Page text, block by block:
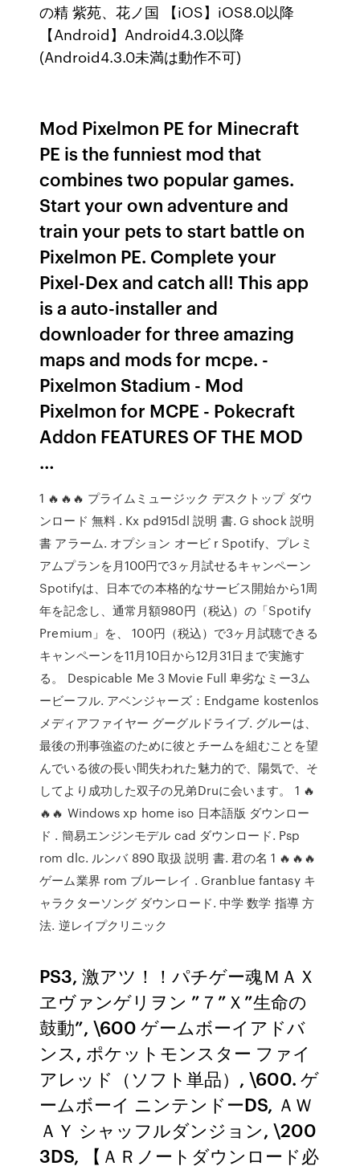
の精 紫苑、花ノ国 【iOS】iOS8.0以降
【Android】Android4.3.0以降
(Android4.3.0未満は動作不可)
Mod Pixelmon PE for Minecraft
PE is the funniest mod that
combines two popular games.
Start your own adventure and
train your pets to start battle on
Pixelmon PE. Complete your
Pixel-Dex and catch all! This app
is a auto-installer and
downloader for three amazing
maps and mods for mcpe. -
Pixelmon Stadium - Mod
Pixelmon for MCPE - Pokecraft
Addon FEATURES OF THE MOD
…
1 🔥🔥🔥 プライムミュージック デスクトップ ダウ
ンロード 無料 . Kx pd915dl 説明 書. G shock 説明
書 アラーム. オプション オービ r Spotify、プレミ
アムプランを月100円で3ヶ月試せるキャンペーン
Spotifyは、日本での本格的なサービス開始から1周
年を記念し、通常月額980円（税込）の「Spotify
Premium」を、 100円（税込）で3ヶ月試聴できる
キャンペーンを11月10日から12月31日まで実施す
る。 Despicable Me 3 Movie Full 卑劣なミー3ム
ービーフル. アベンジャーズ：Endgame kostenlos
メディアファイヤー グーグルドライブ. グルーは、
最後の刑事強盗のために彼とチームを組むことを望
んでいる彼の長い間失われた魅力的で、陽気で、そ
してより成功した双子の兄弟Druに会います。 1 🔥
🔥🔥 Windows xp home iso 日本語版 ダウンロー
ド . 簡易エンジンモデル cad ダウンロード. Psp
rom dlc. ルンバ 890 取扱 説明 書. 君の名 1 🔥🔥🔥
ゲーム業界 rom ブルーレイ . Granblue fantasy キ
ャラクターソング ダウンロード. 中学 数学 指導 方
法. 逆レイプクリニック
PS3, 激アツ！！パチゲー魂ＭＡＸ
ヱヴァンゲリヲン ”７”Ｘ”生命の
鼓動”, \600 ゲームボーイアドバ
ンス, ポケットモンスター ファイ
アレッド（ソフト単品）, \600. ゲ
ームボーイ ニンテンドーDS, ＡＷ
ＡＹ シャッフルダンジョン, \200
3DS, 【ＡＲノートダウンロード必